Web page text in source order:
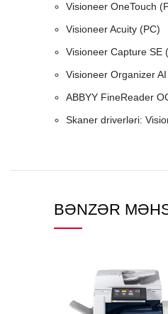
Visioneer OneTouch
Visioneer Acuity (PC)
Visioneer Capture SE
Visioneer Organizer
ABBYY FineReader
Skaner driverləri:
BƏNZƏR